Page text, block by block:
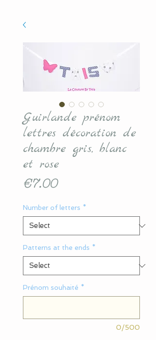
Guirlande prénom
lettres décoration de
chambre gris, blanc
et rose
€7.00Price
Number of letters *
Patterns at the ends *
Prénom souhaité *
0/500